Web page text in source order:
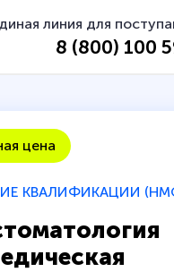
линия для
8 (800) 100
КВАЛИФИКАЦИИ
цена